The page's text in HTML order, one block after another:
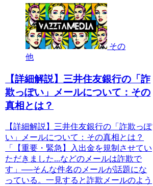
その
他
【詳細解説】三井住友銀行の「詐
欺っぽい」メールについて：その
真相とは？
【詳細解説】三井住友銀行の「詐欺っぽ
い」メールについて：その真相とは？
「【重要・緊急】入出金を規制させてい
ただきました...などのメールは詐欺で
す」──そんな件名のメールが話題にな
っている。一見すると詐欺メールのよう